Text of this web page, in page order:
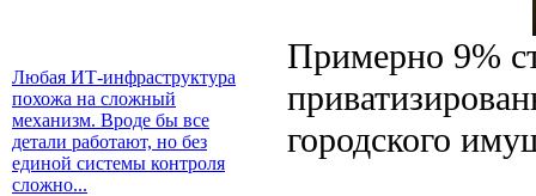
Любая ИТ-инфраструктура
похожа на сложный
механизм. Вроде бы все
детали работают, но без
единой системы контроля
сложно...
Примерно 9%
городского